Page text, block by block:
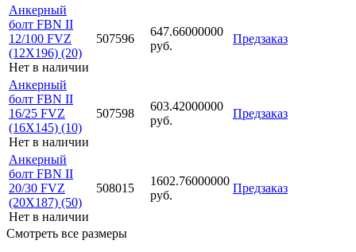
Анкерный
болт FBN II
12/100 FVZ
(12X196) (20)
Нет в наличии
507596
647.66000000
руб.
Предзаказ
Анкерный
болт FBN II
16/25 FVZ
(16X145) (10)
Нет в наличии
507598
603.42000000
руб.
Предзаказ
Анкерный
болт FBN II
20/30 FVZ
(20X187) (50)
Нет в наличии
508015
1602.76000000
руб.
Предзаказ
Смотреть все размеры